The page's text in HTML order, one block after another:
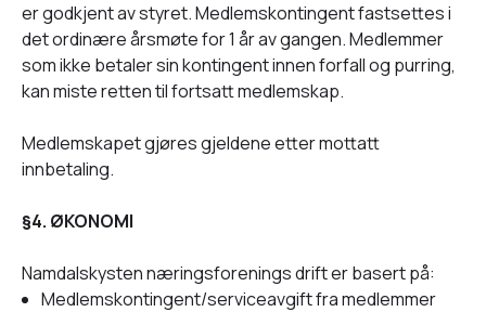
er godkjent av styret. Medlemskontingent fastsettes i
det ordinære årsmøte for 1 år av gangen. Medlemmer
som ikke betaler sin kontingent innen forfall og purring,
kan miste retten til fortsatt medlemskap.
Medlemskapet gjøres gjeldene etter mottatt
innbetaling.
§4. ØKONOMI
Namdalskysten næringsforenings drift er basert på:
Medlemskontingent/serviceavgift fra medlemmer